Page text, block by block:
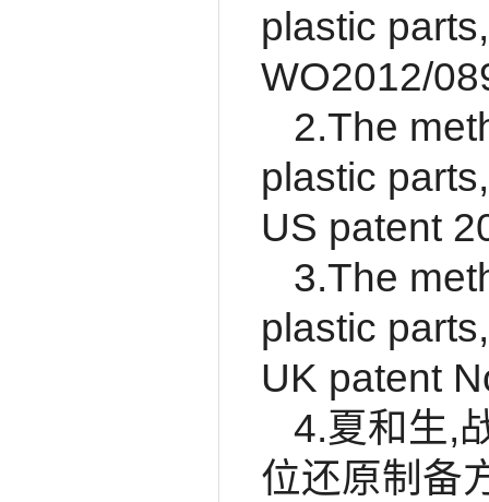
plastic
WO2012/
2.The
plastic
US patent
3.The
plastic
UK patent
4.夏和生,
位还原制备